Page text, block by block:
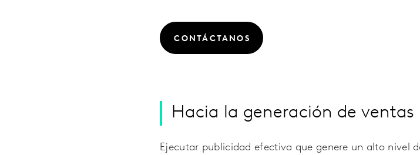
CONTÁCTANOS
Hacia la generación de
Ejecutar publicidad efectiva que genere un alto nivel